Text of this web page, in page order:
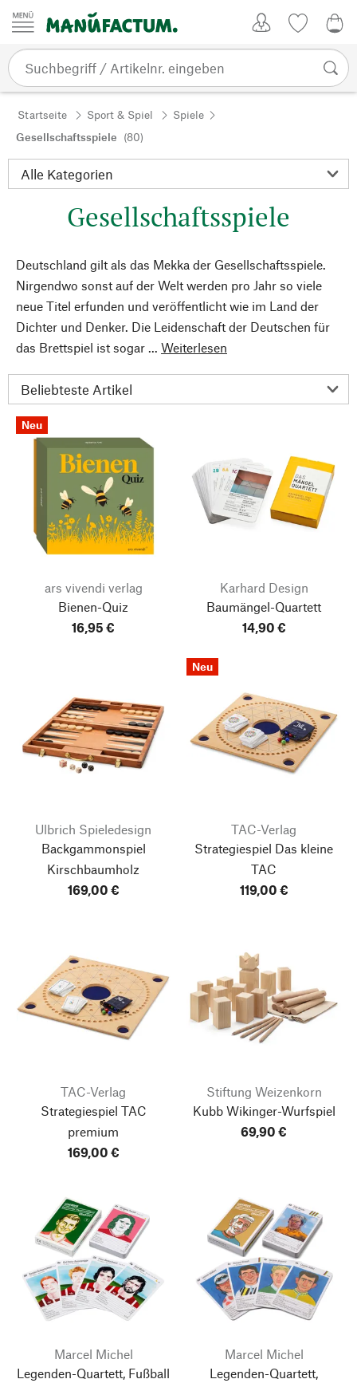
Zum Inhalt springen
Startseite Sport & Spiel
Spiele
Gesellschaftsspiele (80)
Gesellschaftsspiele
Deutschland gilt als das Mekka der Gesellschaftsspiele.
Nirgendwo sonst auf der Welt werden pro Jahr so viele
neue Titel erfunden und veröffentlicht wie im Land der
Dichter und Denker. Die Leidenschaft der Deutschen für
das Brettspiel ist sogar ... Weiterlesen
Neu
ars vivendi verlag
Bienen-Quiz
16,95 €
Karhard Design
Baumängel-Quartett
14,90 €
Ulbrich Spieledesign
Backgammonspiel
Kirschbaumholz
169,00 €
Neu
TAC-Verlag
Strategiespiel Das kleine
TAC
119,00 €
TAC-Verlag
Strategiespiel TAC
premium
169,00 €
Stiftung Weizenkorn
Kubb Wikinger-Wurfspiel
69,90 €
Marcel Michel
Legenden-Quartett, Fußball
Marcel Michel
Legenden-Quartett,